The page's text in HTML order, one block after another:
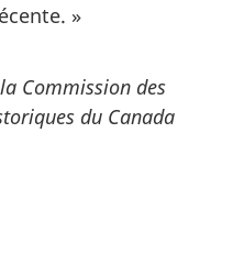
»
Commission des
du Canada